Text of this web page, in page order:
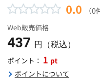
0.0 （
Web販売価格
437 円（税込）
ポイント： 1 pt
ポイントについて